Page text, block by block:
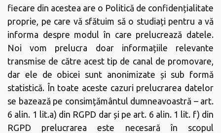
fiecare din acestea are o Politică de confidențialitate
proprie, pe care vă sfătuim să o studiați pentru a vă
informa despre modul în care prelucrează datele.
Noi vom prelucra doar informațiile relevante
transmise de către acest tip de canal de promovare,
dar ele de obicei sunt anonimizate și sub formă
statistică. În toate aceste cazuri prelucrarea datelor
se bazează pe consimțământul dumneavoastră – art.
6 alin. 1 lit.a) din RGPD dar și pe art. 6 alin. 1 lit. f) din
RGPD prelucrarea este necesară în scopul